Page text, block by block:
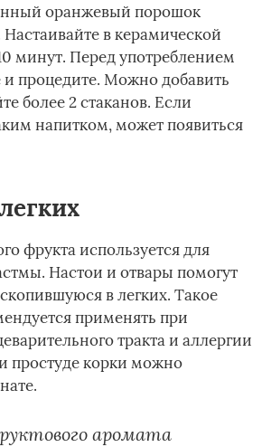
оранжевый порошок
в керамической
минут. Перед употреблением
и процедите. Можно добавить
более 2 стаканов. Если
напитком, может появиться
фрукта используется для
Настои и отвары помогут
в легких. Такое
применять при
тракта и аллергии
простуде корки можно
аромата